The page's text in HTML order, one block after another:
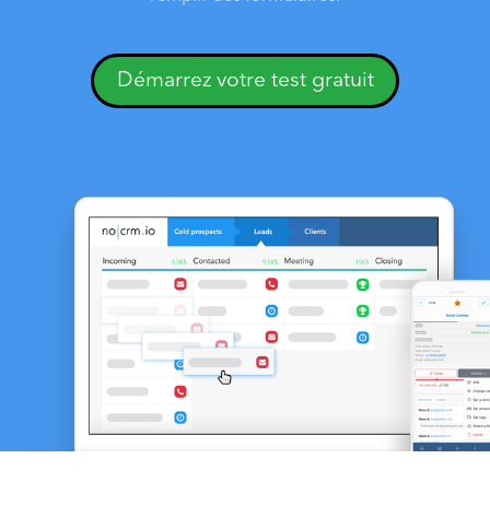
Démarrez votre test gratuit